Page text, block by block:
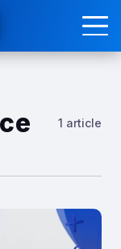
1 article